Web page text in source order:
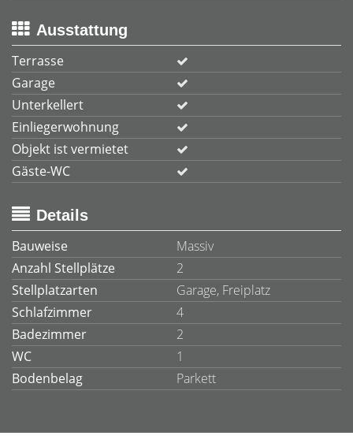
Ausstattung
Terrasse
Garage
Unterkellert
Einliegerwohnung
Objekt ist vermietet
Gäste-WC
Details
Bauweise
Massiv
Anzahl Stellplätze
2
Stellplatzarten
Garage, Freiplatz
Schlafzimmer
4
Badezimmer
2
WC
1
Bodenbelag
Parkett